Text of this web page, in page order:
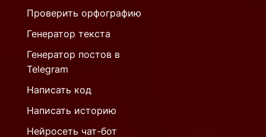
Проверить орфографию
Генератор текста
Генератор постов в
Telegram
Написать код
Написать историю
Нейросеть чат-бот